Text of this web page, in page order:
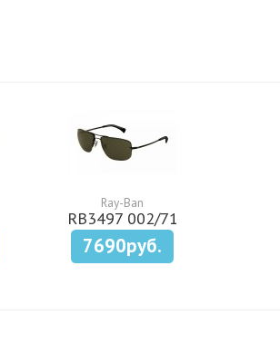
Ray-Ban
RB3497 002/71
7690руб.